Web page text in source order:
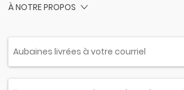
À NOTRE PROPOS